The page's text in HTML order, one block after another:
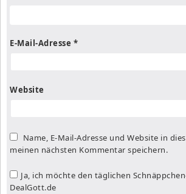
E-Mail-Adresse *
Website
Name, E-Mail-Adresse und Website in
meinen nächsten Kommentar speichern.
Ja, ich möchte den täglichen
DealGott.de